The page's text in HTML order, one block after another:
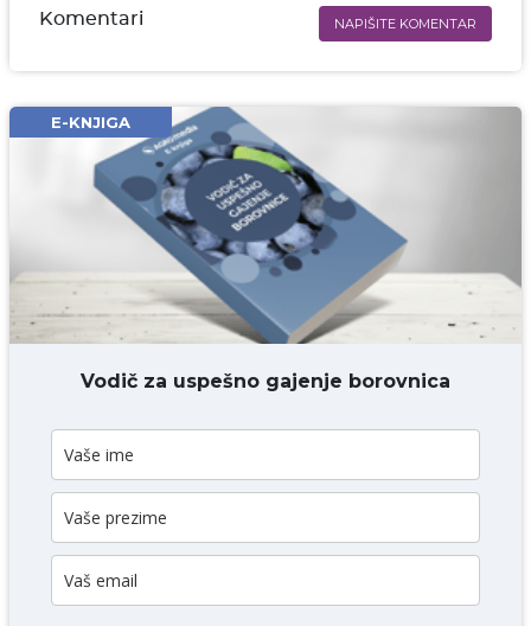
Komentari NAPIŠITE KOMENTAR
Email* obavezno
Komentar* obavezno
DODAJ KOMENTAR
E-KNJIGA
Vodič za uspešno gajenje borovnica